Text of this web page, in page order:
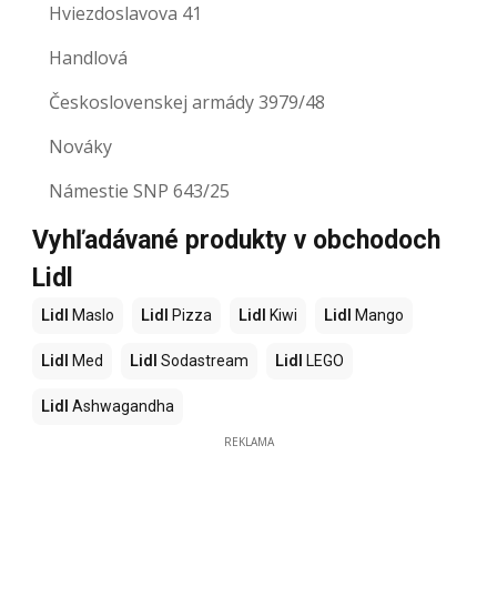
Hviezdoslavova 41
Handlová
Československej armády 3979/48
Nováky
Námestie SNP 643/25
Vyhľadávané produkty v obchodoch
Lidl
Lidl Maslo Lidl Pizza Lidl Kiwi Lidl Mango
Lidl Med Lidl Sodastream Lidl LEGO
Lidl Ashwagandha
REKLAMA